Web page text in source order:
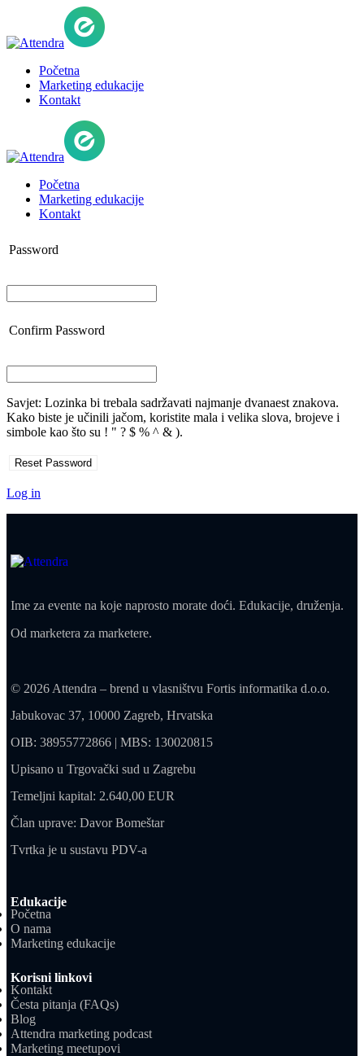
Početna
Marketing edukacije
Kontakt
Početna
Marketing edukacije
Kontakt
Password
Confirm Password
Savjet: Lozinka bi trebala sadržavati najmanje dvanaest znakova.
Kako biste je učinili jačom, koristite mala i velika slova, brojeve i
simbole kao što su ! " ? $ % ^ & ).
Log in
Ime za evente na koje naprosto morate doći. Edukacije, druženja.
Od marketera za marketere.
© 2026 Attendra – brend u vlasništvu Fortis informatika d.o.o.
Jabukovac 37, 10000 Zagreb, Hrvatska
OIB: 38955772866 | MBS: 130020815
Upisano u Trgovački sud u Zagrebu
Temeljni kapital: 2.640,00 EUR
Član uprave: Davor Bomeštar
Tvrtka je u sustavu PDV-a
Edukacije
Početna
O nama
Marketing edukacije
Korisni linkovi
Kontakt
Česta pitanja (FAQs)
Blog
Attendra marketing podcast
Marketing meetupovi